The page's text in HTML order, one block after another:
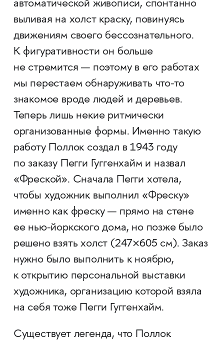
автоматической живописи, спонтанно
выливая на холст краску, повинуясь
движениям своего бессознательного.
К фигуративности он больше
не стремится — поэтому в его работах
мы перестаем обнаруживать что-то
знакомое вроде людей и деревьев.
Теперь лишь некие ритмически
организованные формы. Именно такую
работу Поллок создал в 1943 году
по заказу Пегги Гуггенхайм и назвал
«Фреской». Сначала Пегги хотела,
чтобы художник выполнил «Фреску»
именно как фреску — прямо на стене
ее нью-йоркского дома, но позже было
решено взять холст (247×605 см). Заказ
нужно было выполнить к ноябрю,
к открытию персональной выставки
художника, организацию которой взяла
на себя тоже Пегги Гуггенхайм.
Существует легенда, что Поллок